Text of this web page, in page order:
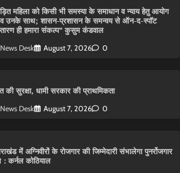
महिला को किसी भी समस्या के समाधान व न्याय हेतु आयोग
उनके साथ; शासन-प्रशासन के समन्वय से ऑन-द-स्पॉट
ही हमारा संकल्प” कुसुम कंडवाल
News Desk August 7, 2026 0
की सुरक्षा, धामी सरकार की प्राथमिकता
News Desk August 7, 2026 0
में अग्निवीरों के रोजगार की जिम्मेदारी संभालेगा पुनर्रोजगार
कर्नल कोठियाल